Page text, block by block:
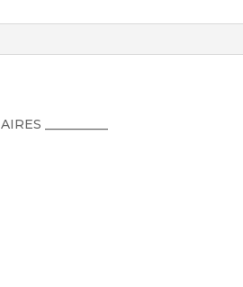
__________